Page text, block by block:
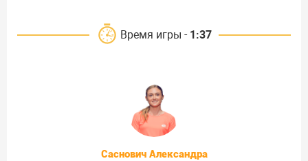
Время игры - 1:37
Саснович Александра